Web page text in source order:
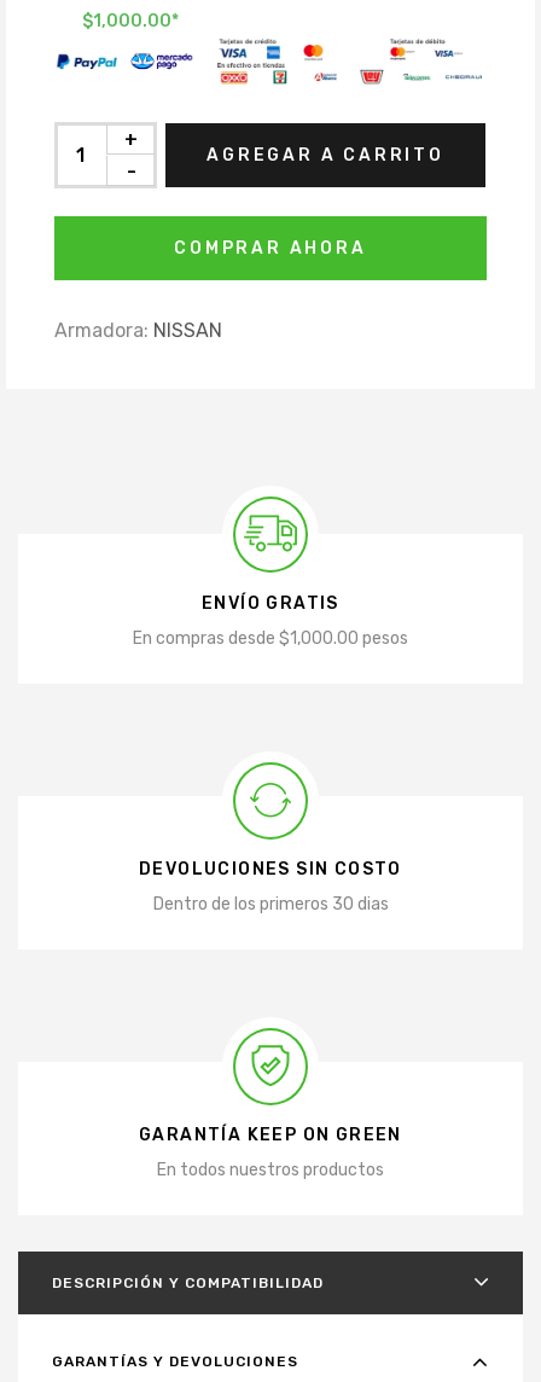
$1,000.00*
-
+
AGREGAR A CARRITO
COMPRAR AHORA
Armadora: NISSAN
ENVÍO GRATIS
En compras desde $1,000.00 pesos
DEVOLUCIONES SIN COSTO
Dentro de los primeros 30 dias
GARANTÍA KEEP ON GREEN
En todos nuestros productos
DESCRIPCIÓN Y COMPATIBILIDAD
GARANTÍAS Y DEVOLUCIONES